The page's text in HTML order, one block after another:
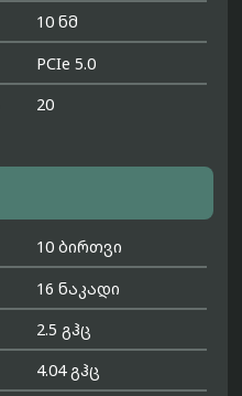
10 ნმ
PCIe 5.0
20
10 ბირთვი
16 ნაკადი
2.5 გჰც
4.04 გჰც